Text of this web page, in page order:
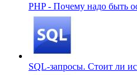
PHP - Почему надо быть
SQL-запросы. Стоит ли